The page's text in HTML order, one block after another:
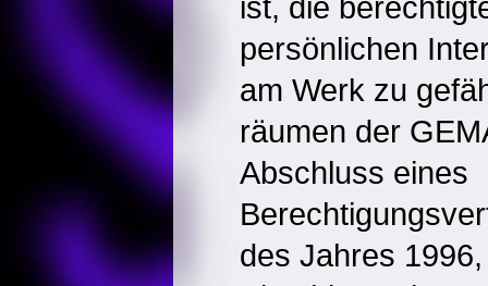
persönlichen
am Werk zu
räumen der
Abschluss eines
des Jahres